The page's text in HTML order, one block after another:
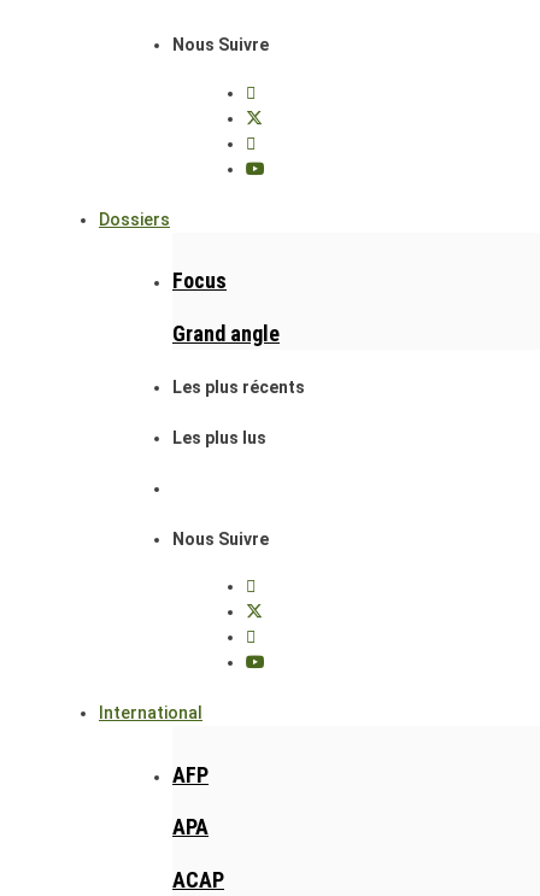
Nous Suivre
Dossiers
Focus
Grand angle
Les plus récents
Les plus lus
Nous Suivre
International
AFP
APA
ACAP